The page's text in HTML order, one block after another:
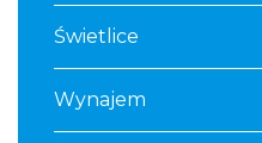
Świetlice
Wynajem